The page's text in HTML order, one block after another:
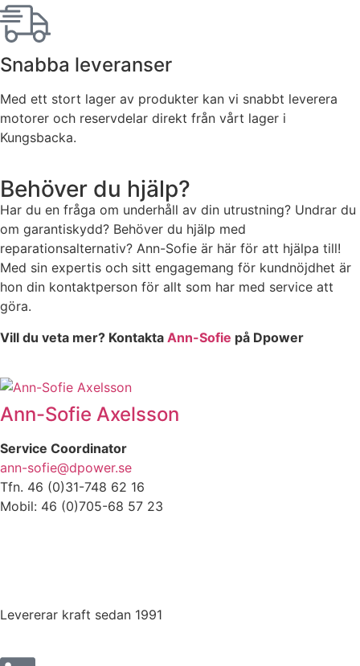
Snabba leveranser
Med ett stort lager av produkter kan vi snabbt leverera
motorer och reservdelar direkt från vårt lager i
Kungsbacka.
Behöver du hjälp?
Har du en fråga om underhåll av din utrustning? Undrar du
om garantiskydd? Behöver du hjälp med
reparationsalternativ? Ann-Sofie är här för att hjälpa till!
Med sin expertis och sitt engagemang för kundnöjdhet är
hon din kontaktperson för allt som har med service att
göra.
Vill du veta mer? Kontakta Ann-Sofie på Dpower
Ann-Sofie Axelsson
Service Coordinator
ann-sofie@dpower.se
Tfn. 46 (0)31-748 62 16
Mobil: 46 (0)705-68 57 23
Levererar kraft sedan 1991
att försvinna
från
hemsidan.
Marknadsföring
Genom att dela
med dig av dina
intressen och ditt
surfar ökar du
chansen att få se
personligt
anpassat innehåll
och erbjudanden.